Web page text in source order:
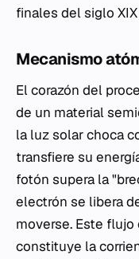
finales del siglo
Mecanismo
El corazón del
de un material
la luz solar choca
transfiere su
fotón supera la
electrón se libera
moverse. Este
constituye la